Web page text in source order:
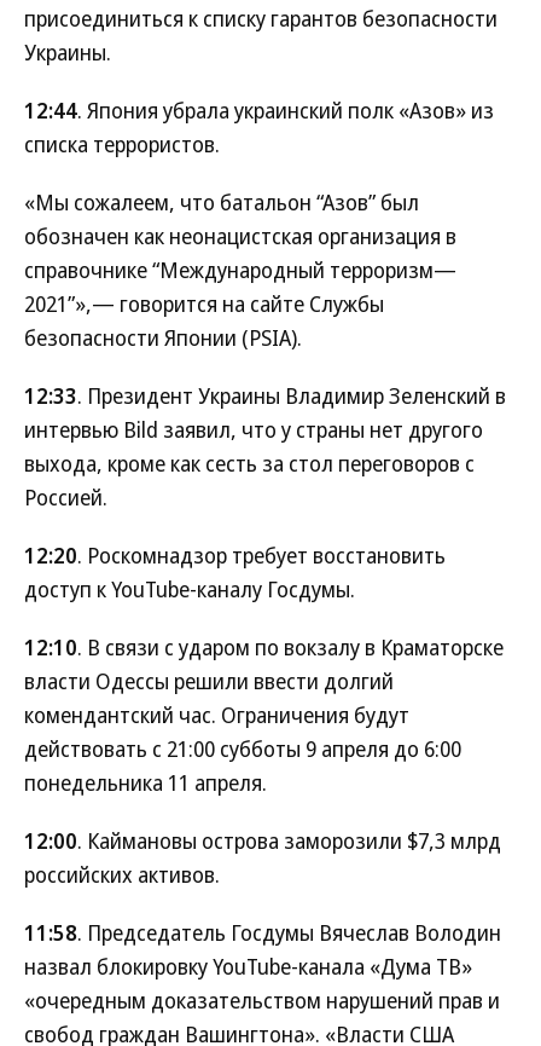
присоединиться к списку гарантов безопасности
Украины.
12:44. Япония убрала украинский полк «Азов» из
списка террористов.
«Мы сожалеем, что батальон “Азов” был
обозначен как неонацистская организация в
справочнике “Международный терроризм—
2021”»,— говорится на сайте Службы
безопасности Японии (PSIA).
12:33. Президент Украины Владимир Зеленский в
интервью Bild заявил, что у страны нет другого
выхода, кроме как сесть за стол переговоров с
Россией.
12:20. Роскомнадзор требует восстановить
доступ к YouTube-каналу Госдумы.
12:10. В связи с ударом по вокзалу в Краматорске
власти Одессы решили ввести долгий
комендантский час. Ограничения будут
действовать с 21:00 субботы 9 апреля до 6:00
понедельника 11 апреля.
12:00. Каймановы острова заморозили $7,3 млрд
российских активов.
11:58. Председатель Госдумы Вячеслав Володин
назвал блокировку YouTube-канала «Дума ТВ»
«очередным доказательством нарушений прав и
свобод граждан Вашингтона». «Власти США